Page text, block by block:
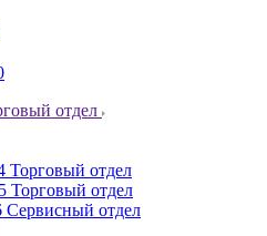
отдел
Торговый отдел
Торговый отдел
Сервисный отдел